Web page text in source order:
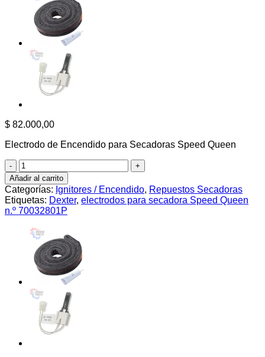
$ 82.000,00
Electrodo de Encendido para Secadoras Speed Queen
Electrodo
Encendido
para
Secadora
Speed
Queen
70032801P
cantidad
Añadir al carrito
Categorías: Ignitores / Encendido, Repuestos Secadoras
Etiquetas: Dexter, electrodos para secadora Speed ​​Queen
n.º 70032801P